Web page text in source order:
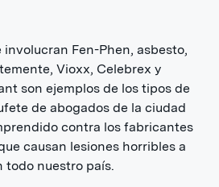
Fen-Phen, asbesto,
Vioxx, Celebrex y
son ejemplos de los tipos de
de abogados de la ciudad
contra los fabricantes
causan lesiones horribles a
todo nuestro país.